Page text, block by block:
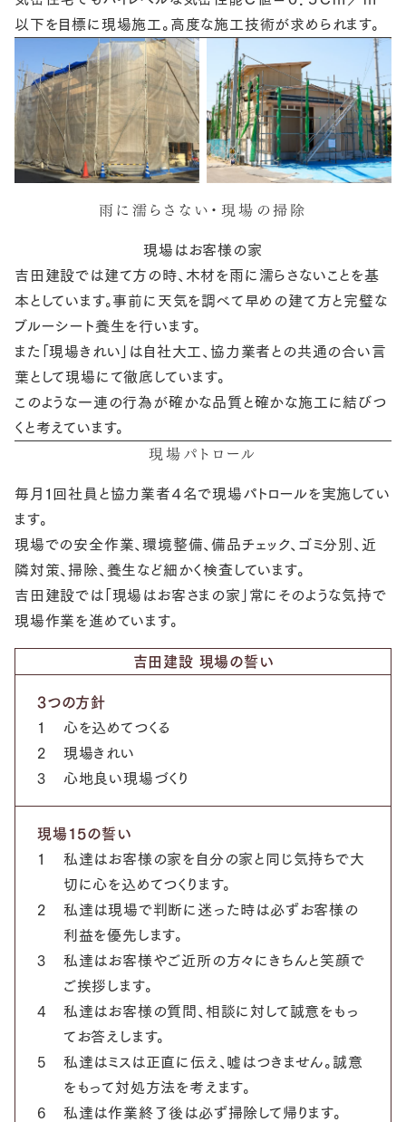
以下を目標に現場施工。高度な施工技術が求められます。
雨に濡らさない・現場の掃除
現場はお客様の家
吉田建設では建て方の時、木材を雨に濡らさないことを基
本としています。事前に天気を調べて早めの建て方と完璧な
ブルーシート養生を行います。
また「現場きれい」は自社大工、協力業者との共通の合い言
葉として現場にて徹底しています。
このような一連の行為が確かな品質と確かな施工に結びつ
くと考えています。
現場パトロール
毎月１回社員と協力業者４名で現場パトロールを実施してい
ます。
現場での安全作業、環境整備、備品チェック、ゴミ分別、近
隣対策、掃除、養生など細かく検査しています。
吉田建設では「現場はお客さまの家」常にそのような気持で
現場作業を進めています。
吉田建設 現場の誓い
3つの方針
1
心を込めてつくる
2
現場きれい
3
心地良い現場づくり
現場15の誓い
1
私達はお客様の家を自分の家と同じ気持ちで大
切に心を込めてつくります。
2
私達は現場で判断に迷った時は必ずお客様の
利益を優先します。
3
私達はお客様やご近所の方々にきちんと笑顔で
ご挨拶します。
4
私達はお客様の質問、相談に対して誠意をもっ
てお答えします。
5
私達はミスは正直に伝え、嘘はつきません。誠意
をもって対処方法を考えます。
6
私達は作業終了後は必ず掃除して帰ります。